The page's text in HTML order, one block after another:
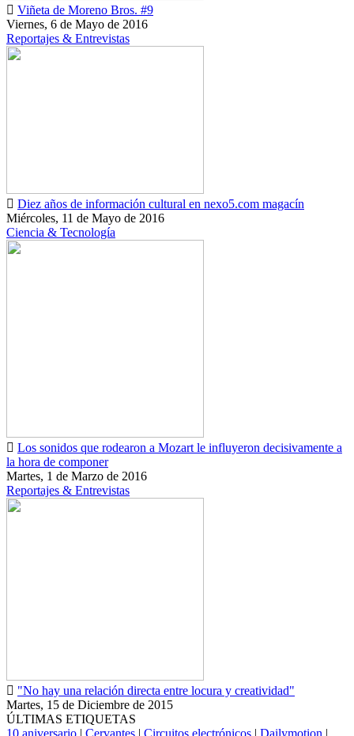
Viñeta de Moreno Bros. #9
Viernes, 6 de Mayo de 2016
Reportajes & Entrevistas
Diez años de información cultural en nexo5.com magacín
Miércoles, 11 de Mayo de 2016
Ciencia & Tecnología
Los sonidos que rodearon a Mozart le influyeron decisivamente a
la hora de componer
Martes, 1 de Marzo de 2016
Reportajes & Entrevistas
"No hay una relación directa entre locura y creatividad"
Martes, 15 de Diciembre de 2015
ÚLTIMAS ETIQUETAS
10 aniversario | Cervantes | Circuitos electrónicos | Dailymotion |